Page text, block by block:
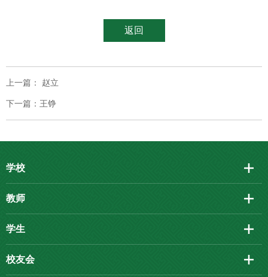
返回
上一篇： 赵立
下一篇：王铮
学校
教师
学生
校友会